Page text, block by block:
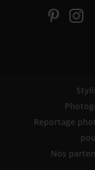
Reportage
Nos